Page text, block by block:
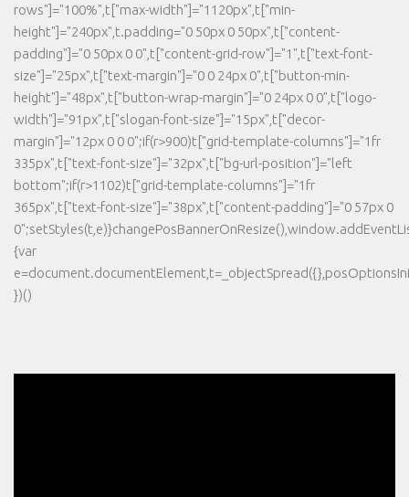
rows"]="100%",t["max-width"]="1120px",t["min-
height"]="240px",t.padding="0 50px 0 50px",t["content-
padding"]="0 50px 0 0",t["content-grid-row"]="1",t["text-font-
size"]="25px",t["text-margin"]="0 0 24px 0",t["button-min-
height"]="48px",t["button-wrap-margin"]="0 24px 0 0",t["logo-
width"]="91px",t["slogan-font-size"]="15px",t["decor-
margin"]="12px 0 0 0";if(r>900)t["grid-template-columns"]="1fr
335px",t["text-font-size"]="32px",t["bg-url-position"]="left
bottom";if(r>1102)t["grid-template-columns"]="1fr
365px",t["text-font-size"]="38px",t["content-padding"]="0 57px 0
{var
})()